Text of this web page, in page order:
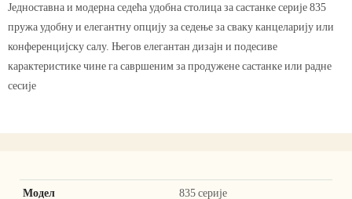
Једноставна и модерна седећа удобна столица за састанке серије 835
пружа удобну и елегантну опцију за седење за сваку канцеларију или
конференцијску салу. Његов елегантан дизајн и подесиве
карактеристике чине га савршеним за продужене састанке или радне
сесије
Модел 835 серије